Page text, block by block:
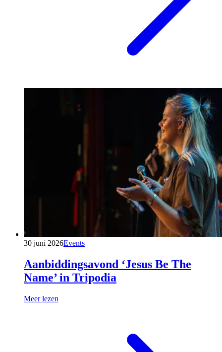
30 juni 2026Events
Aanbiddingsavond ‘Jesus Be The
Name’ in Tripodia
Meer lezen